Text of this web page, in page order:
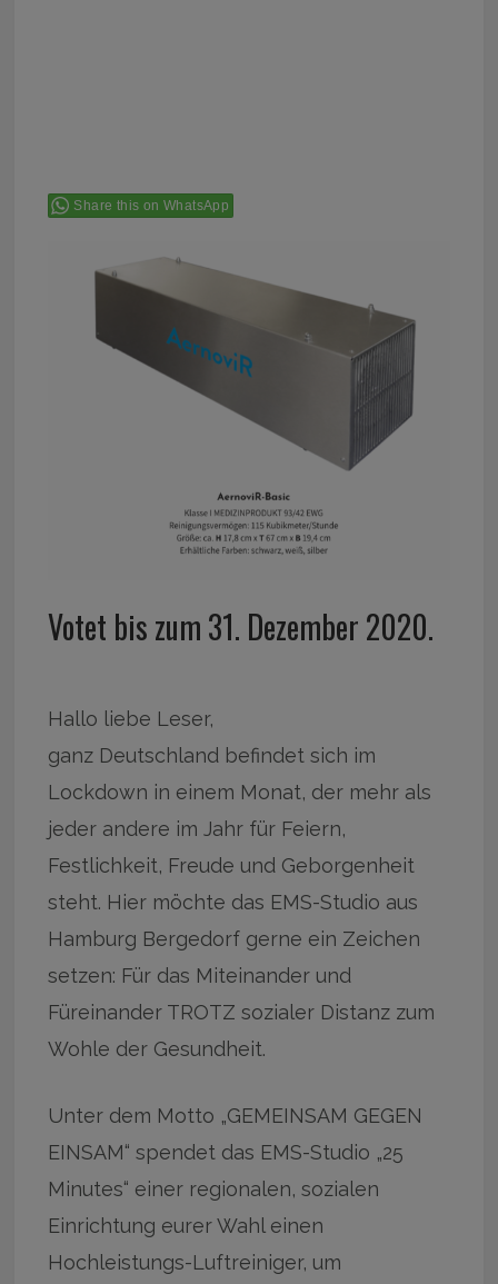
Share this on WhatsApp
Votet bis zum 31. Dezember 2020.
Hallo liebe Leser,
ganz Deutschland befindet sich im
Lockdown in einem Monat, der mehr als
jeder andere im Jahr für Feiern,
Festlichkeit, Freude und Geborgenheit
steht. Hier möchte das EMS-Studio aus
Hamburg Bergedorf gerne ein Zeichen
setzen: Für das Miteinander und
Füreinander TROTZ sozialer Distanz zum
Wohle der Gesundheit.
Unter dem Motto „GEMEINSAM GEGEN
EINSAM“ spendet das EMS-Studio „25
Minutes“ einer regionalen, sozialen
Einrichtung eurer Wahl einen
Hochleistungs-Luftreiniger, um